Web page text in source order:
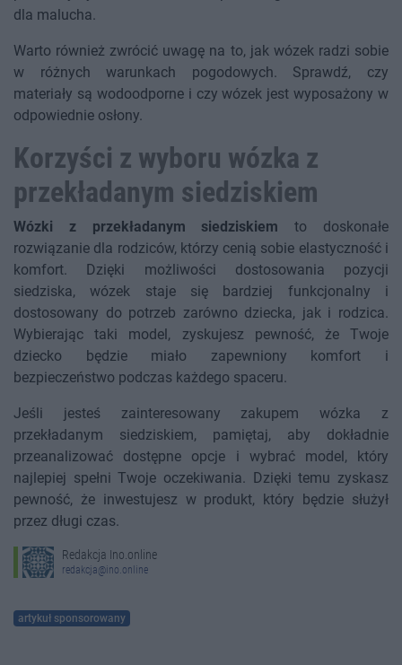
dla malucha.
Warto również zwrócić uwagę na to, jak wózek radzi sobie
w różnych warunkach pogodowych. Sprawdź, czy
materiały są wodoodporne i czy wózek jest wyposażony w
odpowiednie osłony.
Korzyści z wyboru wózka z
przekładanym siedziskiem
Wózki z przekładanym siedziskiem to doskonałe
rozwiązanie dla rodziców, którzy cenią sobie elastyczność i
komfort. Dzięki możliwości dostosowania pozycji
siedziska, wózek staje się bardziej funkcjonalny i
dostosowany do potrzeb zarówno dziecka, jak i rodzica.
Wybierając taki model, zyskujesz pewność, że Twoje
dziecko będzie miało zapewniony komfort i
bezpieczeństwo podczas każdego spaceru.
Jeśli jesteś zainteresowany zakupem wózka z
przekładanym siedziskiem, pamiętaj, aby dokładnie
przeanalizować dostępne opcje i wybrać model, który
najlepiej spełni Twoje oczekiwania. Dzięki temu zyskasz
pewność, że inwestujesz w produkt, który będzie służył
przez długi czas.
Redakcja Ino.online
redakcja@ino.online
artykuł sponsorowany